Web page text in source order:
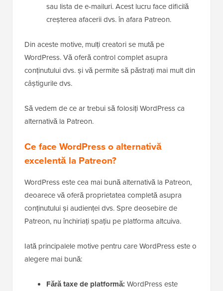
sau lista de e-mailuri. Acest lucru face dificilă
creșterea afacerii dvs. în afara Patreon.
Din aceste motive, mulți creatori se mută pe
WordPress. Vă oferă control complet asupra
conținutului dvs. și vă permite să păstrați mai mult din
câștigurile dvs.
Să vedem de ce ar trebui să folosiți WordPress ca
alternativă la Patreon.
Ce face WordPress o alternativă
excelentă la Patreon?
WordPress este cea mai bună alternativă la Patreon,
deoarece vă oferă proprietatea completă asupra
conținutului și audienței dvs. Spre deosebire de
Patreon, nu închiriați spațiu pe platforma altcuiva.
Iată principalele motive pentru care WordPress este o
alegere mai bună:
Fără taxe de platformă: WordPress este